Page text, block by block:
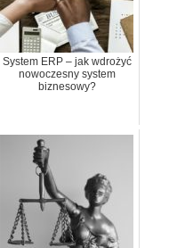
System ERP – jak wdrożyć
nowoczesny system
biznesowy?